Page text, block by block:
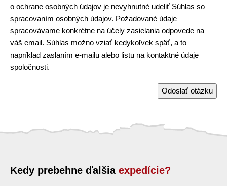
o ochrane osobných údajov je nevyhnutné udeliť Súhlas so
spracovaním osobných údajov. Požadované údaje
spracovávame konkrétne na účely zasielania odpovede na
váš email. Súhlas možno vziať kedykoľvek späť, a to
napríklad zaslaním e-mailu alebo listu na kontaktné údaje
spoločnosti.
Odoslať otázku
Kedy prebehne ďalšia expedície?